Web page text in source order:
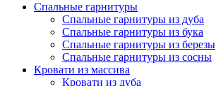
Спальные гарнитуры
Спальные гарнитуры из дуба
Спальные гарнитуры из бука
Спальные гарнитуры из березы
Спальные гарнитуры из сосны
Кровати из массива
Кровати из дуба